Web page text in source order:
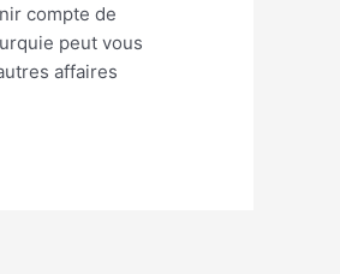
compte de
peut vous
affaires